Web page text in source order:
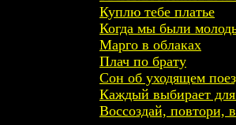
Куплю тебе платье
Когда мы были
Марго в облаках
Плач по брату
Сон об уходящем
Каждый выбирает для
Воссоздай, повтори,